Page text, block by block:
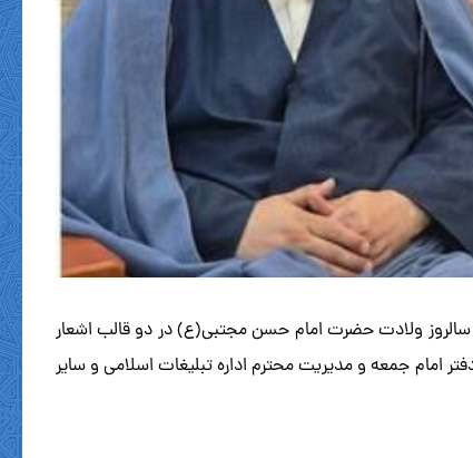
سالروز ولادت حضرت امام حسن مجتبی(ع) در دو قالب اشعار
جمعه و مدیریت محترم اداره تبلیغات اسلامی و سایر